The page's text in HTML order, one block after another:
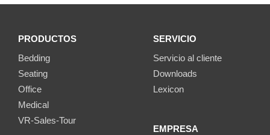
PRODUCTOS
Bedding
Seating
Office
Medical
VR-Sales-Tour
SERVICIO
Servicio al cliente
Downloads
Lexicon
EMPRESA